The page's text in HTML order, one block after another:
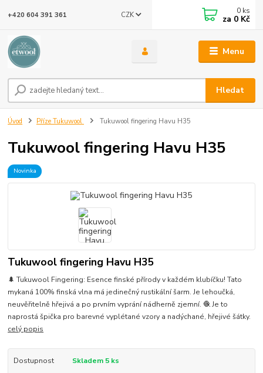
Menu
CZK
Hledat
+420 604 391 361 0 ks
za 0 Kč
Úvod Příze Tukuwool Tukuwool fingering Havu H35
Tukuwool fingering Havu H35
Novinka
Tukuwool fingering Havu H35
🌲 Tukuwool Fingering: Esence finské přírody v každém klubíčku! Tato
mykaná 100% finská vlna má jedinečný rustikální šarm. Je lehoučká,
neuvěřitelně hřejivá a po prvním vyprání nádherně zjemní. 🧶 Je to
naprostá špička pro barevné vyplétané vzory a nadýchané, hřejivé šátky.
celý popis
Dostupnost Skladem 5 ks